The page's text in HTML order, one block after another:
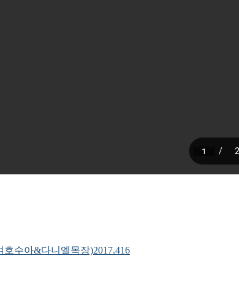
수아&다니엘목장)2017.416